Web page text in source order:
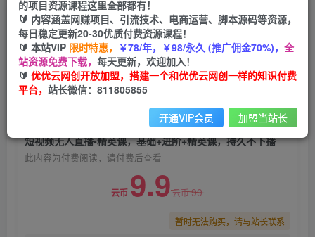
短视频无人直播-精英课，基础+进阶+精英课，持
久不下播
优优云网创
2年前发布
关注 私信
短视频无人直播-精英课，基础+进阶+精英课，持久不下播
此内容为付费阅读，请付费后查看
云币 9.9云币99
暂时无法购买，请与站长联系
的项目资源课程这里全部都有！
🔰 内容涵盖网赚项目、引流技术、电商运营、脚本源码等资源，
每日稳定更新20-30优质付费资源课程！
🔰 本站VIP 限时特惠， ￥78/年，￥98/永久 (推广佣金70%)， 全
站资源免费下载， 每天更新，欢迎加入！
🔰 优优云网创开放加盟，搭建一个和优优云网创一样的知识付费
平台， 站长微信：811805855
开通VIP会员 加盟当站长